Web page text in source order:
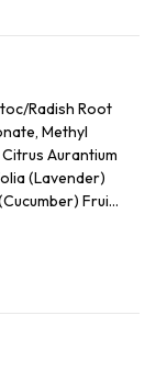
Radish Root
Methyl
Aurantium
(Lavender)
Fruit
Parietaria